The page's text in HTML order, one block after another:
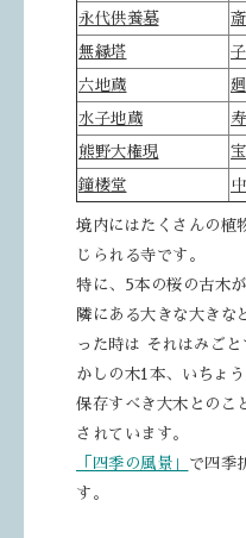
永代供養墓
無縁塔
六地蔵
水子地蔵
熊野大権現
鐘楼堂
境内にはたくさんの植
じられる寺です。
特に、5本の桜の古木
隣にある大きな大きな
った時は それはみごと
かしの木1本、いちょ
保存すべき大木との
されています。
「四季の風景」
で四季
す。